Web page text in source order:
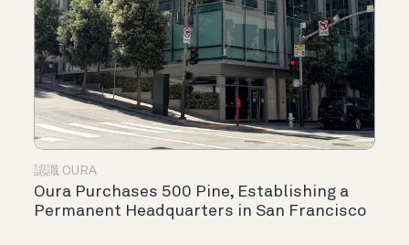
認識 OURA
Oura Purchases 500 Pine, Establishing a
Permanent Headquarters in San Francisco